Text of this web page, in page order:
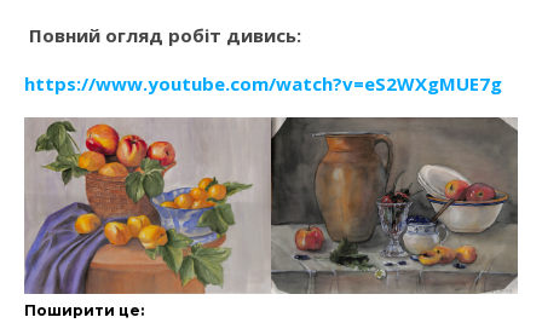
Повний огляд робіт дивись:
https://www.youtube.com/watch?v=eS2WXgMUE7g
Поширити це: